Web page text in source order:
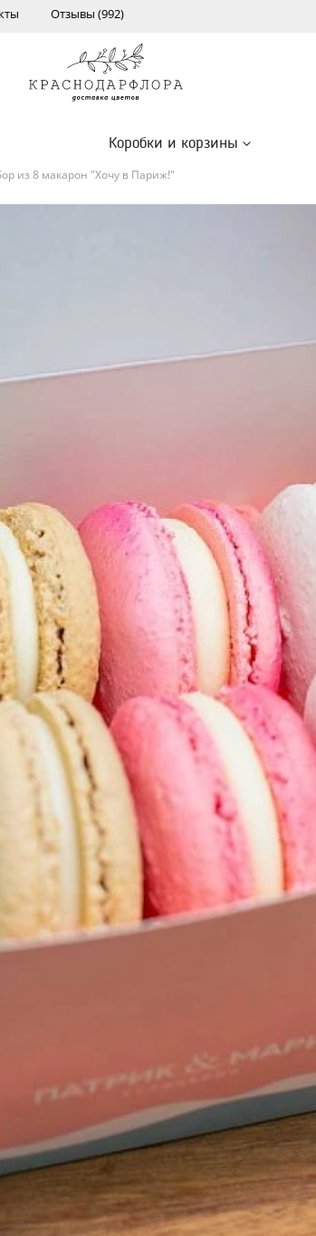
Отзывы (992)
Коробки и корзины
из 8 макарон "Хочу в Париж!"